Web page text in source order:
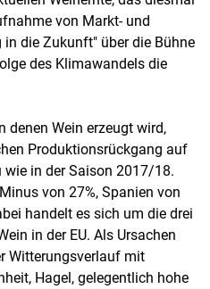
von Markt- und
in die Zukunft" über die Bühne
des Klimawandels die
denen Wein erzeugt wird,
Produktionsrückgang auf
in der Saison 2017/18.
von 27%, Spanien von
handelt es sich um die drei
in der EU. Als Ursachen
Witterungsverlauf mit
Hagel, gelegentlich hohe